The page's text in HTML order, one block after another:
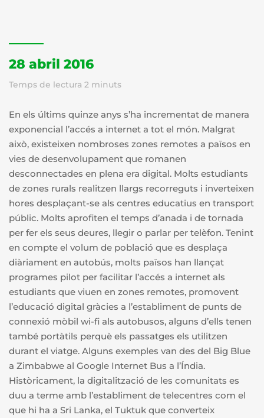
28 abril 2016
Temps de lectura 2 minuts
En els últims quinze anys s’ha incrementat de manera
exponencial l’accés a internet a tot el món. Malgrat
això, existeixen nombroses zones remotes a països en
vies de desenvolupament que romanen
desconnectades en plena era digital. Molts estudiants
de zones rurals realitzen llargs recorreguts i inverteixen
hores desplaçant-se als centres educatius en transport
públic. Molts aprofiten el temps d’anada i de tornada
per fer els seus deures, llegir o parlar per telèfon. Tenint
en compte el volum de població que es desplaça
diàriament en autobús, molts països han llançat
programes pilot per facilitar l’accés a internet als
estudiants que viuen en zones remotes, promovent
l’educació digital gràcies a l’establiment de punts de
connexió mòbil wi-fi als autobusos, alguns d’ells tenen
també portàtils perquè els passatges els utilitzen
durant el viatge. Alguns exemples van des del Big Blue
a Zimbabwe al Google Internet Bus a l’Índia.
Històricament, la digitalització de les comunitats es
duu a terme amb l’establiment de telecentres com el
que hi ha a Sri Lanka, el Tuktuk que converteix